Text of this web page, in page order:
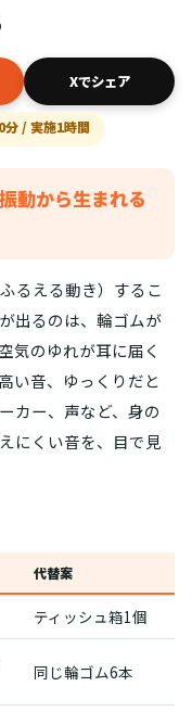
Xでシェア
/ 実施1時間
動から生まれる
るえる動き）するこ
出るのは、輪ゴムが
気のゆれが耳に届く
い音、ゆっくりだと
カー、声など、身の
にくい音を、目で見
代替案
ティッシュ箱1個
同じ輪ゴム6本